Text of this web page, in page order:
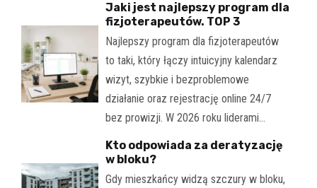
Jaki jest najlepszy program dla
fizjoterapeutów. TOP 3
Najlepszy program dla fizjoterapeutów
to taki, który łączy intuicyjny kalendarz
wizyt, szybkie i bezproblemowe
działanie oraz rejestrację online 24/7
bez prowizji. W 2026 roku liderami…
Kto odpowiada za deratyzację
w bloku?
Gdy mieszkańcy widzą szczury w bloku,